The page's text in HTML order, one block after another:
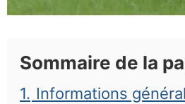
Sommaire de la
1. Informations